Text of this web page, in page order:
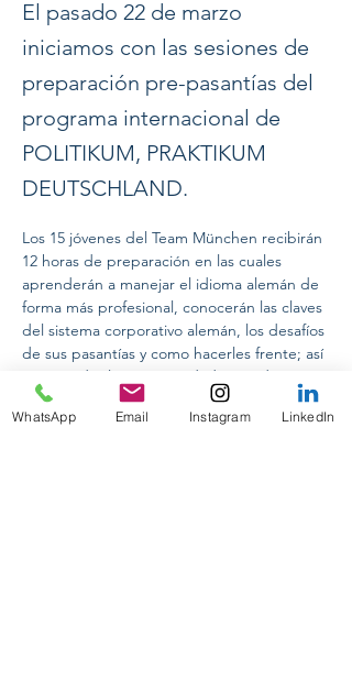
El pasado 22 de marzo
iniciamos con las sesiones de
preparación pre-pasantías del
programa internacional de
POLITIKUM, PRAKTIKUM
DEUTSCHLAND.
Previous
Los 15 jóvenes del Team München recibirán
12 horas de preparación en las cuales
aprenderán a manejar el idioma alemán de
forma más profesional, conocerán las claves
del sistema corporativo alemán, los desafíos
de sus pasantías y como hacerles frente; así
como todas las oportunidades académicas
que les ofrece Alemania.
WhatsApp Email Instagram LinkedIn